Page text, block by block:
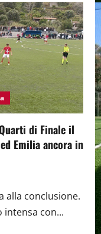
di Finale il
Emilia ancora in
alla conclusione.
con...